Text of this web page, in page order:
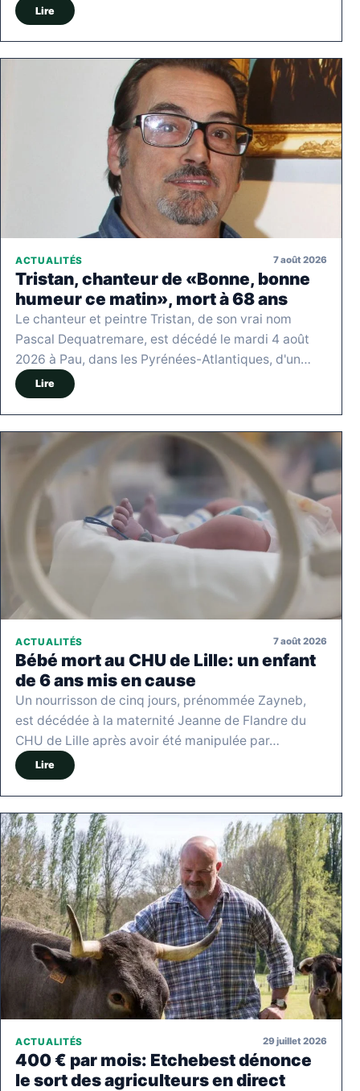
Lire
ACTUALITÉS 7 août 2026
Tristan, chanteur de «Bonne, bonne
humeur ce matin», mort à 68 ans
Le chanteur et peintre Tristan, de son vrai nom
Pascal Dequatremare, est décédé le mardi 4 août
2026 à Pau, dans les Pyrénées-Atlantiques, d'un…
Lire
ACTUALITÉS 7 août 2026
Bébé mort au CHU de Lille: un enfant
de 6 ans mis en cause
Un nourrisson de cinq jours, prénommée Zayneb,
est décédée à la maternité Jeanne de Flandre du
CHU de Lille après avoir été manipulée par…
Lire
ACTUALITÉS 29 juillet 2026
400 € par mois: Etchebest dénonce
le sort des agriculteurs en direct